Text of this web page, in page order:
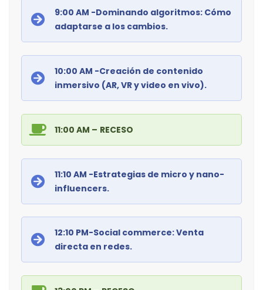
9:00 AM -Dominando algoritmos: Cómo
adaptarse a los cambios.
10:00 AM -Creación de contenido
inmersivo (AR, VR y video en vivo).
11:00 AM – RECESO
11:10 AM -Estrategias de micro y nano-
influencers.
12:10 PM-Social commerce: Venta
directa en redes.